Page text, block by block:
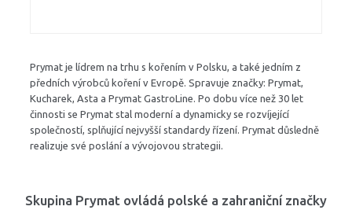
Prymat je lídrem na trhu s kořením v Polsku, a také jedním z
předních výrobců koření v Evropě. Spravuje značky: Prymat,
Kucharek, Asta a Prymat GastroLine. Po dobu více než 30 let
činnosti se Prymat stal moderní a dynamicky se rozvíjející
společností, splňující nejvyšší standardy řízení. Prymat důsledně
realizuje své poslání a vývojovou strategii.
Skupina Prymat ovládá polské a zahraniční značky